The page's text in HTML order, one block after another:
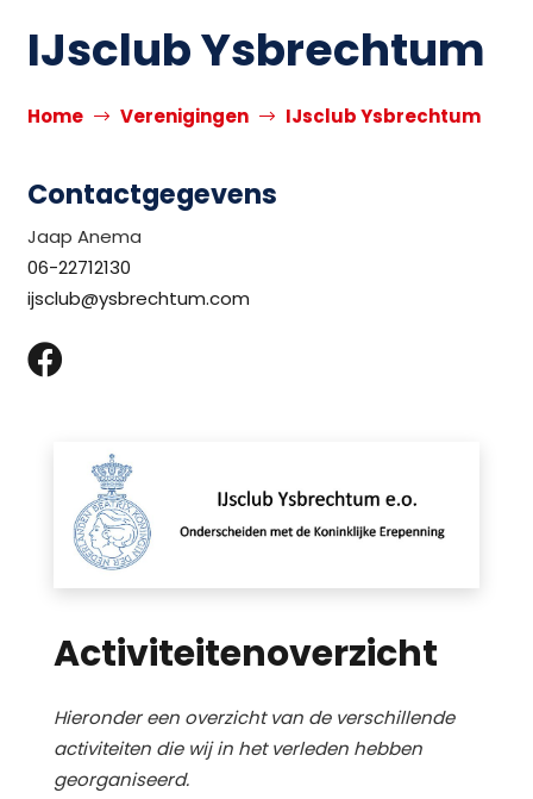
IJsclub Ysbrechtum
Home Verenigingen IJsclub Ysbrechtum
Contactgegevens
Jaap Anema
06-22712130
ijsclub@ysbrechtum.com
Activiteitenoverzicht
Hieronder een overzicht van de verschillende
activiteiten die wij in het verleden hebben
georganiseerd.